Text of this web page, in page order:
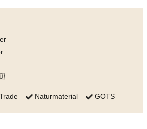
Naturmaterial
GOTS